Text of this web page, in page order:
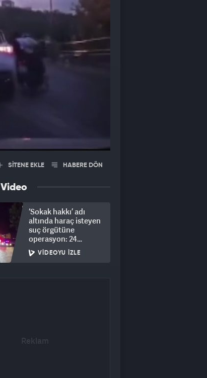
SİTENE EKLE HABERE DÖN
‘Sokak hakkı’ adı
altında haraç isteyen
suç örgütüne
operasyon: 24
tutuklama
VIDEOYU İZLE